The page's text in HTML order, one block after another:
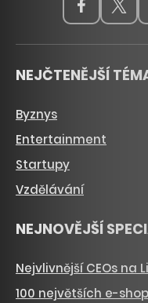
NEJČTENĚJŠÍ
Byznys
Entertainment
Startupy
Vzdělávání
NEJNOVĚJŠÍ
Nejvlivnější CEOs na
100 největších e-